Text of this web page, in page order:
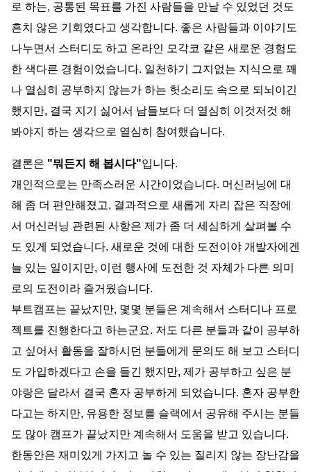
로 하는, 공통된 목표를 가진 사람들을 만날 수 있었던 것도
흔치 않은 기회였다고 생각합니다. 좋은 사람들과 이야기도
나누면서 스터디도 하고 온라인 모각코 같은 새로운 경험도
한 색다른 경험이었습니다. 일천하기 그지없는 지식으로 꽤
나 열심히 공부하지 않는가 하는 헛소리도 속으로 되뇌이긴
했지만, 결국 지기 싫어서 남들보다 더 열심히 이것저것 해
봐야지 하는 생각으로 열심히 참여했습니다.
결론은 "뭐든지 해 봅시다"입니다.
개인적으로는 만족스러운 시간이었습니다. 머신러닝에 대
해 좀 더 편안해졌고, 결과적으로 새롭게 자리 잡은 직장에
서 머신러닝 관련된 사항은 제가 좀 더 세심하게 살펴볼 수
도 있게 되었습니다. 새로운 것에 대한 도전이야 개발자에겐
늘 있는 일이지만, 이런 행사에 도전한 것 자체가 다른 의미
로의 도전이라 즐거웠습니다.
부트캠프는 끝났지만, 몇몇 분들은 계속해서 스터디나 프로
젝트를 진행한다고 하는군요. 저도 다른 분들과 같이 공부하
고 싶어서 활동을 잘하시던 분들에게 문의도 해 보고 스터디
도 가입하겠다고 손을 들긴 했지만, 제가 공부하고 싶은 분
야랑은 달라서 결국 혼자 공부하게 되었습니다. 혼자 공부한
다고는 하지만, 유용한 정보를 슬랙에서 공유해 주시는 분들
도 많아 캠프가 끝났지만 계속해서 도움을 받고 있습니다.
한동안은 재미있게 가지고 놀 수 있는 질리지 않는 장난감을